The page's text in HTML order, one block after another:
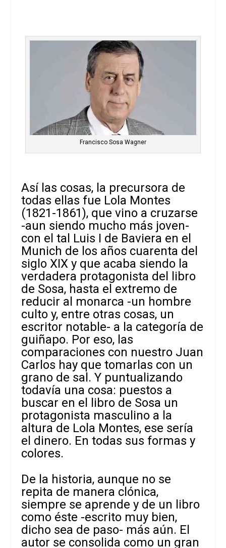
Francisco Sosa Wagner
Así las cosas, la precursora de
todas ellas fue Lola Montes
(1821-1861), que vino a cruzarse
-aun siendo mucho más joven-
con el tal Luis I de Baviera en el
Munich de los años cuarenta del
siglo XIX y que acaba siendo la
verdadera protagonista del libro
de Sosa, hasta el extremo de
reducir al monarca -un hombre
culto y, entre otras cosas, un
escritor notable- a la categoría de
guiñapo. Por eso, las
comparaciones con nuestro Juan
Carlos hay que tomarlas con un
grano de sal. Y puntualizando
todavía una cosa: puestos a
buscar en el libro de Sosa un
protagonista masculino a la
altura de Lola Montes, ese sería
el dinero. En todas sus formas y
colores.
De la historia, aunque no se
repita de manera clónica,
siempre se aprende y de un libro
como éste -escrito muy bien,
dicho sea de paso- más aún. El
autor se consolida como un gran